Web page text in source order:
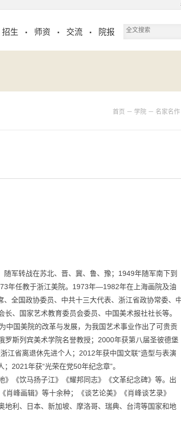
招生 师资 交流 院报
首页 － 学院 － 名家名作
军转战在苏北、晋、冀、鲁、豫；1949年随军南下到
年任教于浙江美院。1973年—1982年在上海画院及油
全国政协委员、中共十三大代表、浙江省政协常委、
、国家艺术教育委员会委员、中国美术报社社长等。
中国美院的改革与发展，为我国艺术事业作出了可贵贡
罗斯列宾美术学院名誉教授；2000年获第八届圣彼德堡
江省离退休先进个人；2012年获中国文联“造型与表演
2021年获“光荣在党50年纪念章”。
《饮马扬子江》《耀邦同志》《文革纪念碑》等。出
峰画辑》等十余种；《谈艺论美》《肖峰谈艺录》
地利、日本、新加坡、摩洛哥、瑞典、台湾等国家和地